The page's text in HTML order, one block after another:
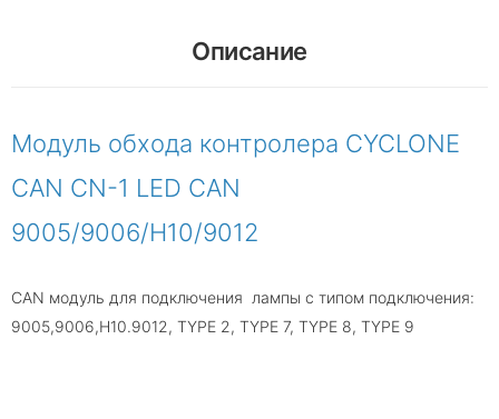
Описание
Модуль обхода контролера CYCLONE
CAN CN-1 LED CAN
9005/9006/H10/9012
CAN модуль для подключения лампы с типом подключения:
9005,9006,H10.9012, TYPE 2, TYPE 7, TYPE 8, TYPE 9